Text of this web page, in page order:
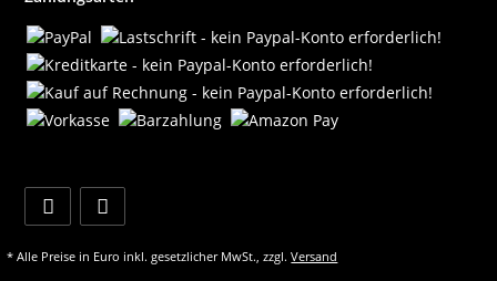
* Alle Preise in Euro inkl. gesetzlicher MwSt., zzgl.Versand